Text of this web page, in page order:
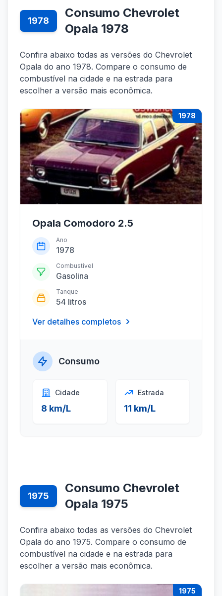
1978
Consumo Chevrolet
Opala 1978
Confira abaixo todas as versões do Chevrolet
Opala do ano 1978. Compare o consumo de
combustível na cidade e na estrada para
escolher a versão mais econômica.
1978
Opala Comodoro 2.5
Ano
1978
Combustível
Gasolina
Tanque
54 litros
Ver detalhes completos
Consumo
Cidade
8 km/L
Estrada
11 km/L
1975
Consumo Chevrolet
Opala 1975
Confira abaixo todas as versões do Chevrolet
Opala do ano 1975. Compare o consumo de
combustível na cidade e na estrada para
escolher a versão mais econômica.
1975